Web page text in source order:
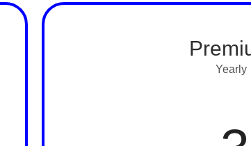
Yearly